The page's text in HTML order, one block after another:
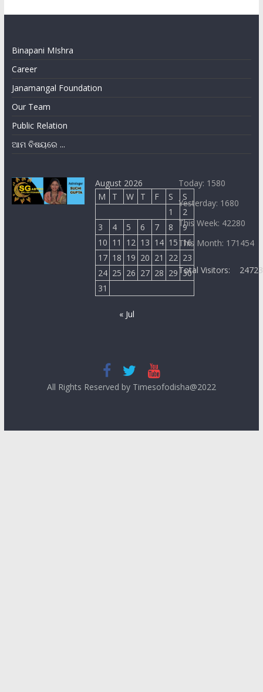
Binapani MIshra
Career
Janamangal Foundation
Our Team
Public Relation
ଆମ ବିଷୟରେ ...
August 2026
M
T W T F S
S
1
2
3
4 5 6 7 8
9
10 11 12 13 14 15 16
17 18 19 20 21 22 23
24 25 26 27 28 29 30
31
« Jul
Today: 1580
Yesterday: 1680
This Week: 42280
This Month: 171454
Total Visitors:
All Rights Reserved by Timesofodisha@2022